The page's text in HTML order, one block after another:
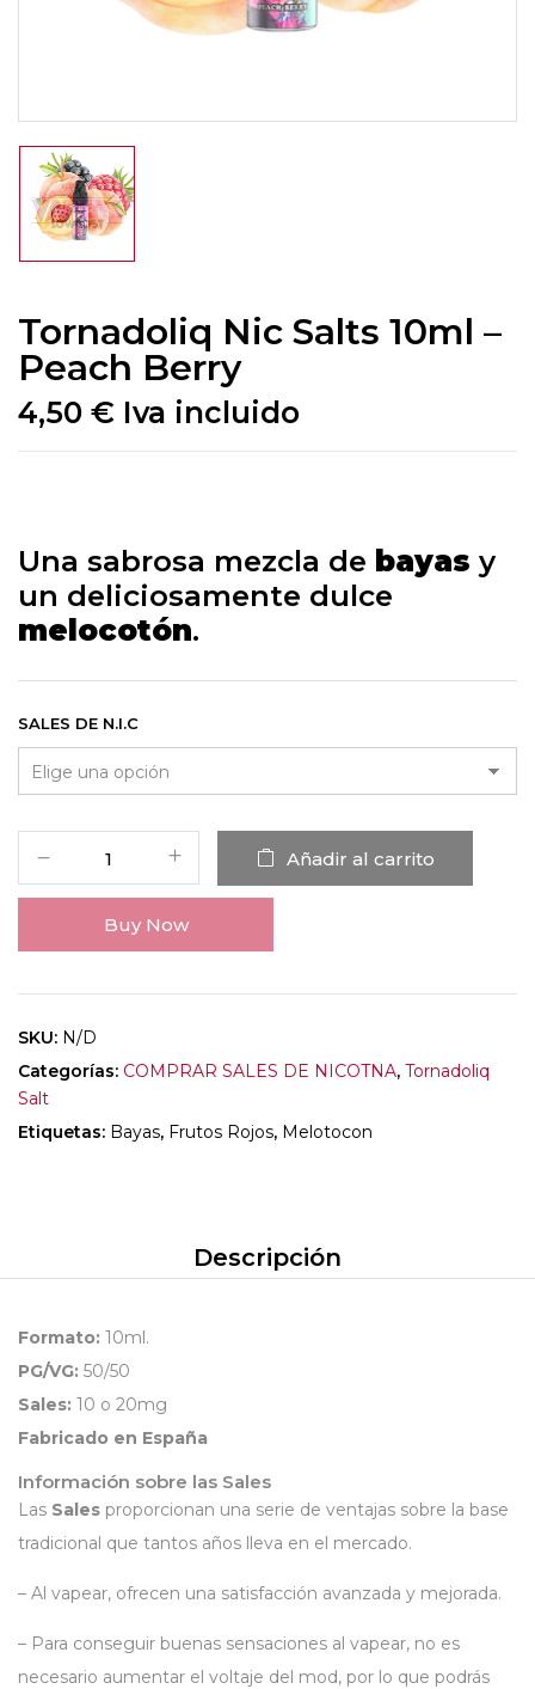
Tornadoliq Nic Salts 10ml –
Peach Berry
4,50 € Iva incluido
Una sabrosa mezcla de bayas y
un deliciosamente dulce
melocotón.
SALES DE N.I.C
Añadir al carrito
Buy Now
SKU: N/D
Categorías: COMPRAR SALES DE NICOTNA, Tornadoliq
Salt
Etiquetas: Bayas, Frutos Rojos, Melotocon
Descripción
Formato: 10ml.
PG/VG: 50/50
Sales: 10 o 20mg
Fabricado en España
Información sobre las Sales
Las Sales proporcionan una serie de ventajas sobre la base
tradicional que tantos años lleva en el mercado.
– Al vapear, ofrecen una satisfacción avanzada y mejorada.
– Para conseguir buenas sensaciones al vapear, no es
necesario aumentar el voltaje del mod, por lo que podrás